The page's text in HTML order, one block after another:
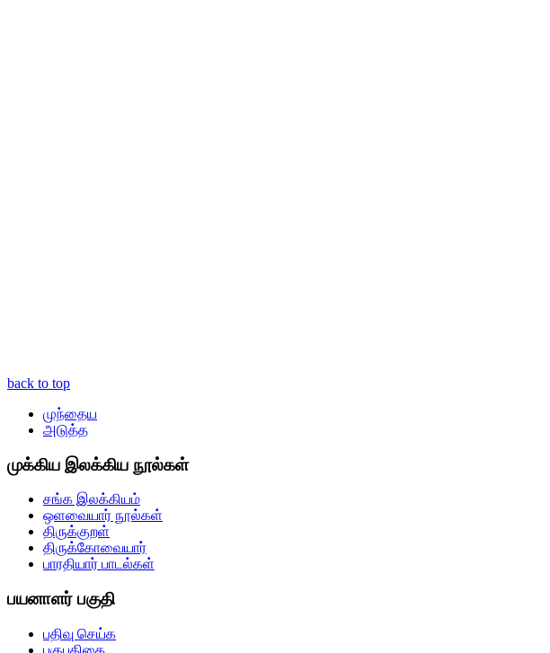
back to top
முந்தைய
அடுத்த
முக்கிய இலக்கிய நூல்கள்
சங்க இலக்கியம்
ஒளவையார் நூல்கள்
திருக்குறள்
திருக்கோவையார்
பாரதியார் பாடல்கள்
பயனாளர் பகுதி
பதிவு செய்க
புகுபதிகை